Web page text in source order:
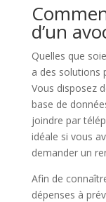
d’un
Quelles que
a des solutions
Vous disposez
base de
joindre par
idéale si vous
demander un
Afin de
dépenses à